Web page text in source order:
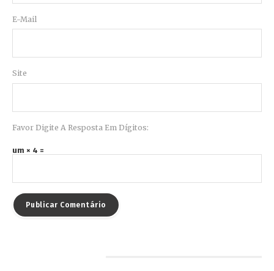
E-Mail
Site
Favor Digite A Resposta Em Dígitos:
um × 4 =